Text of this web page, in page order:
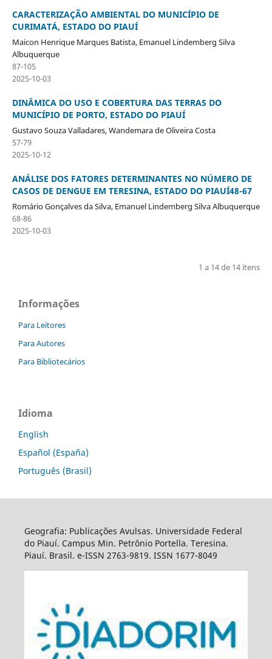
CARACTERIZAÇÃO AMBIENTAL DO MUNICÍPIO DE
CURIMATÁ, ESTADO DO PIAUÍ
Maicon Henrique Marques Batista, Emanuel Lindemberg Silva
Albuquerque
87-105
2025-10-03
DINÂMICA DO USO E COBERTURA DAS TERRAS DO
MUNICÍPIO DE PORTO, ESTADO DO PIAUÍ
Gustavo Souza Valladares, Wandemara de Oliveira Costa
57-79
2025-10-12
ANÁLISE DOS FATORES DETERMINANTES NO NÚMERO DE
CASOS DE DENGUE EM TERESINA, ESTADO DO PIAUÍ48-67
Romário Gonçalves da Silva, Emanuel Lindemberg Silva Albuquerque
68-86
2025-10-03
1 a 14 de 14 itens
Informações
Para Leitores
Para Autores
Para Bibliotecários
Idioma
English
Español (España)
Português (Brasil)
Geografia: Publicações Avulsas. Universidade Federal
do Piauí. Campus Min. Petrônio Portella. Teresina.
Piauí. Brasil. e-ISSN 2763-9819. ISSN 1677-8049